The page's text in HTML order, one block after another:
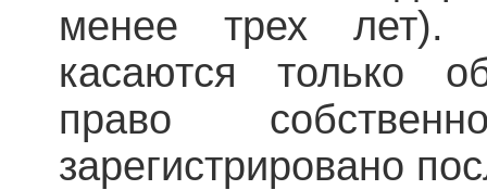
менее трех лет).
касаются только
право
зарегистрировано